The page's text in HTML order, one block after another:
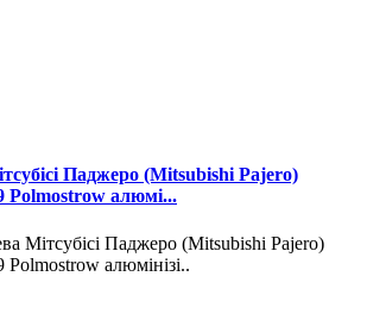
Паджеро (Mitsubishi Pajero)
Polmostrow алюмі...
Мітсубісі Паджеро (Mitsubishi Pajero)
алюмінізі..